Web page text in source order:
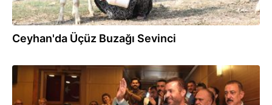
Ceyhan'da Üçüz Buzağı Sevinci
26.07.2026